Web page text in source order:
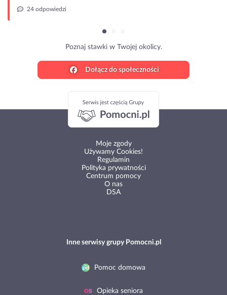
24 odpowiedzi
Poznaj stawki w Twojej okolicy.
Dołącz do społeczności
Moje zgody
Używamy Cookies!
Regulamin
Polityka prywatności
Centrum pomocy
O nas
DSA
Inne serwisy grupy Pomocni.pl
Pomoc domowa
Opieka seniora